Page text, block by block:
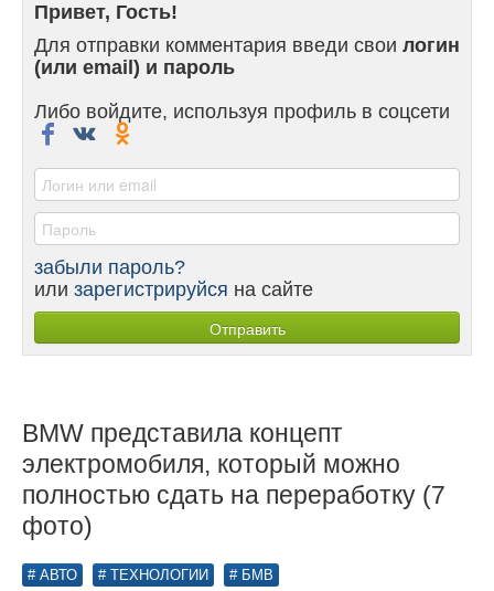
-
-
Привет, Гость!
Для отправки комментария введи свои логин
(или email) и пароль
Либо войдите, используя профиль в соцсети
забыли пароль?
или зарегистрируйся на сайте
BMW представила концепт
электромобиля, который можно
полностью сдать на переработку (7
фото)
АВТО ТЕХНОЛОГИИ БМВ